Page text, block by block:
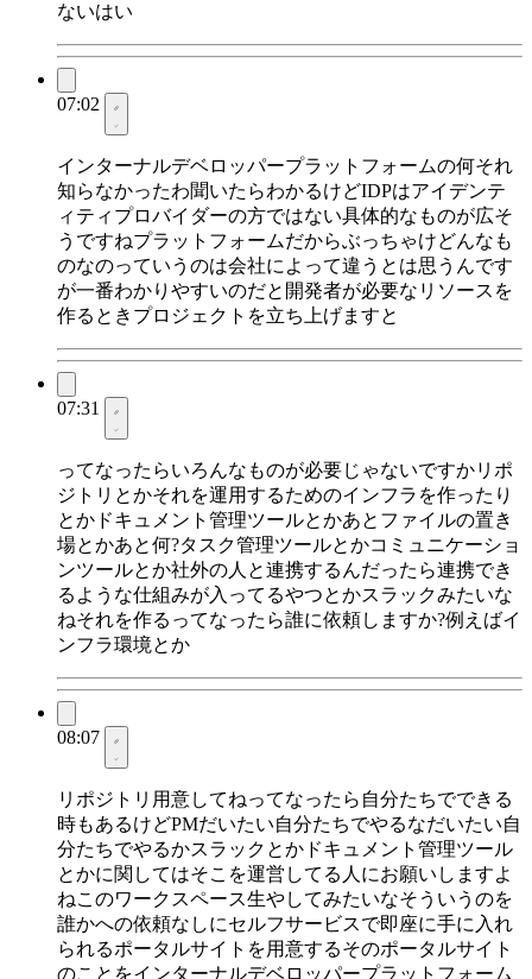
ないはい
07:02
インターナルデベロッパープラットフォームの何それ
知らなかったわ聞いたらわかるけどIDPはアイデンテ
ィティプロバイダーの方ではない具体的なものが広そ
うですねプラットフォームだからぶっちゃけどんなも
のなのっていうのは会社によって違うとは思うんです
が一番わかりやすいのだと開発者が必要なリソースを
作るときプロジェクトを立ち上げますと
07:31
ってなったらいろんなものが必要じゃないですかリポ
ジトリとかそれを運用するためのインフラを作ったり
とかドキュメント管理ツールとかあとファイルの置き
場とかあと何?タスク管理ツールとかコミュニケーショ
ンツールとか社外の人と連携するんだったら連携でき
るような仕組みが入ってるやつとかスラックみたいな
ねそれを作るってなったら誰に依頼しますか?例えばイ
ンフラ環境とか
08:07
リポジトリ用意してねってなったら自分たちでできる
時もあるけどPMだいたい自分たちでやるなだいたい自
分たちでやるかスラックとかドキュメント管理ツール
とかに関してはそこを運営してる人にお願いしますよ
ねこのワークスペース生やしてみたいなそういうのを
誰かへの依頼なしにセルフサービスで即座に手に入れ
られるポータルサイトを用意するそのポータルサイト
のことをインターナルデベロッパープラットフォーム